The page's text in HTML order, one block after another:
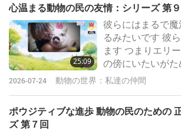
回り その過程で
気ある人間より
ォロワーを 集め
た
心温まる動物の民の友情：シリーズ 第
25:09
彼らにはまるで
るみたいです 彼
ます つまりエリ
の傍にいたいが
ているのです こ
か？
2026-07-24 動物の世界：私達の仲間
ポウジティブな進歩 動物の民のための
ズ 第７回